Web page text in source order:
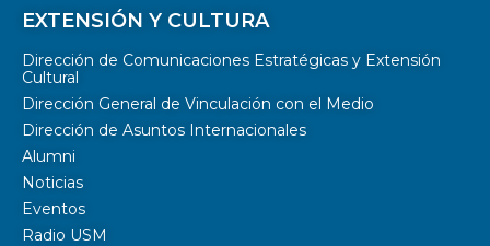
EXTENSIÓN Y CULTURA
Dirección de Comunicaciones Estratégicas y Extensión
Cultural
Dirección General de Vinculación con el Medio
Dirección de Asuntos Internacionales
Alumni
Noticias
Eventos
Radio USM